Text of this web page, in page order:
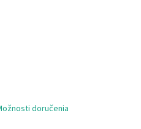
doručenia